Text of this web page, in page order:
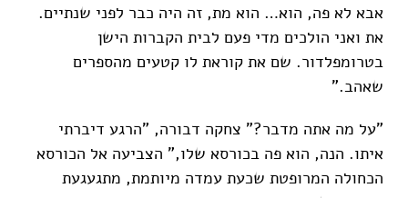
אבא לא פה, הוא… הוא מת, זה היה כבר לפני שנתיים.
את ואני הולכים מדי פעם לבית הקברות הישן
בטרומפלדור. שם את קוראת לו קטעים מהספרים
שאהב.”
"על מה אתה מדבר?" צחקה דבורה, "הרגע דיברתי
איתו. הנה, הוא פה בכורסא שלו,” הצביעה אל הכורסא
הכחולה המרופטת שכעת עמדה מיותמת, מתגעגעת